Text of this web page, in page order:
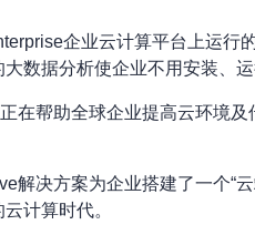
企业云计算平台上运
数据分析使企业不用安装、
在帮助全球企业提高云环境
解决方案为企业搭建了一个
计算时代。